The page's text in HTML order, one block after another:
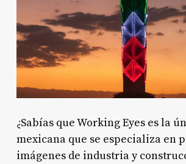
¿Sabías que Working Eyes es la
mexicana que se especializa en
imágenes de industria y